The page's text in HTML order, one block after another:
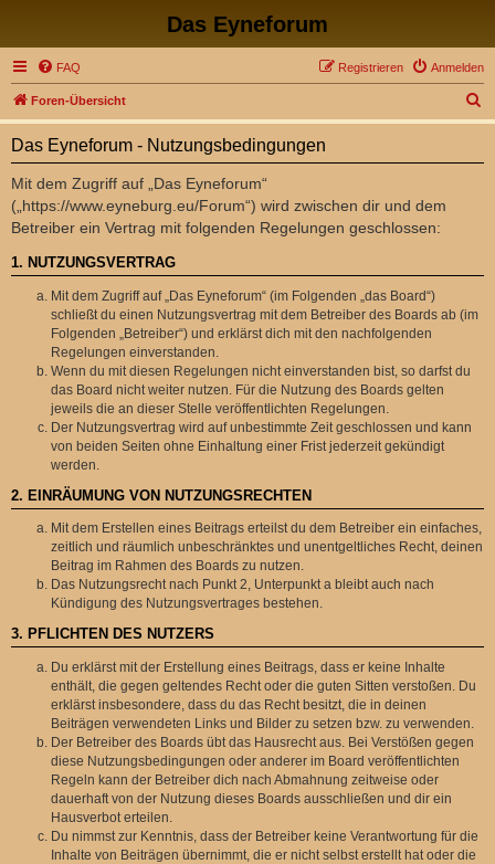
Das Eyneforum
FAQ Anmelden
Registrieren
Foren-Übersicht
u
Das Eyneforum - Nutzungsbedingungen
Mit dem Zugriff auf „Das Eyneforum“
(„https://www.eyneburg.eu/Forum“) wird zwischen dir und dem
Betreiber ein Vertrag mit folgenden Regelungen geschlossen:
1. NUTZUNGSVERTRAG
Mit dem Zugriff auf „Das Eyneforum“ (im Folgenden „das Board“)
schließt du einen Nutzungsvertrag mit dem Betreiber des Boards ab (im
Folgenden „Betreiber“) und erklärst dich mit den nachfolgenden
Regelungen einverstanden.
Wenn du mit diesen Regelungen nicht einverstanden bist, so darfst du
das Board nicht weiter nutzen. Für die Nutzung des Boards gelten
jeweils die an dieser Stelle veröffentlichten Regelungen.
Der Nutzungsvertrag wird auf unbestimmte Zeit geschlossen und kann
von beiden Seiten ohne Einhaltung einer Frist jederzeit gekündigt
werden.
2. EINRÄUMUNG VON NUTZUNGSRECHTEN
Mit dem Erstellen eines Beitrags erteilst du dem Betreiber ein einfaches,
zeitlich und räumlich unbeschränktes und unentgeltliches Recht, deinen
Beitrag im Rahmen des Boards zu nutzen.
Das Nutzungsrecht nach Punkt 2, Unterpunkt a bleibt auch nach
Kündigung des Nutzungsvertrages bestehen.
3. PFLICHTEN DES NUTZERS
Du erklärst mit der Erstellung eines Beitrags, dass er keine Inhalte
enthält, die gegen geltendes Recht oder die guten Sitten verstoßen. Du
erklärst insbesondere, dass du das Recht besitzt, die in deinen
Beiträgen verwendeten Links und Bilder zu setzen bzw. zu verwenden.
Der Betreiber des Boards übt das Hausrecht aus. Bei Verstößen gegen
diese Nutzungsbedingungen oder anderer im Board veröffentlichten
Regeln kann der Betreiber dich nach Abmahnung zeitweise oder
dauerhaft von der Nutzung dieses Boards ausschließen und dir ein
Hausverbot erteilen.
Du nimmst zur Kenntnis, dass der Betreiber keine Verantwortung für die
Inhalte von Beiträgen übernimmt, die er nicht selbst erstellt hat oder die